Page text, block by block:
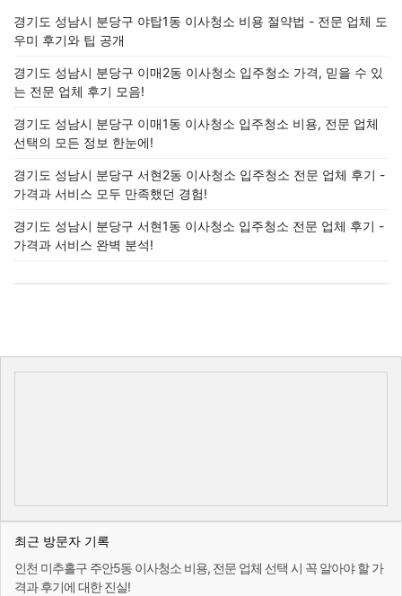
경기도 성남시 분당구 야탑1동 이사청소 비용 절약법 - 전문 업체 도
우미 후기와 팁 공개
경기도 성남시 분당구 이매2동 이사청소 입주청소 가격, 믿을 수 있
는 전문 업체 후기 모음!
경기도 성남시 분당구 이매1동 이사청소 입주청소 비용, 전문 업체
선택의 모든 정보 한눈에!
경기도 성남시 분당구 서현2동 이사청소 입주청소 전문 업체 후기 -
가격과 서비스 모두 만족했던 경험!
경기도 성남시 분당구 서현1동 이사청소 입주청소 전문 업체 후기 -
가격과 서비스 완벽 분석!
최근 방문자 기록
인천 미추홀구 주안5동 이사청소 비용, 전문 업체 선택 시 꼭 알아야 할 가
격과 후기에 대한 진실!